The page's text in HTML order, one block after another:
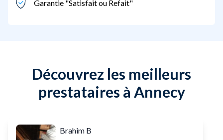
Garantie "Satisfait ou Refait"
Découvrez les meilleurs
prestataires à Annecy
Brahim B